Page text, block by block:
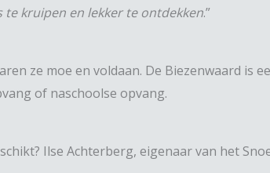
kruipen en lekker te ontdekken.”
ze moe en voldaan. De Biezenwaard is
of naschoolse opvang.
Ilse Achterberg, eigenaar van het